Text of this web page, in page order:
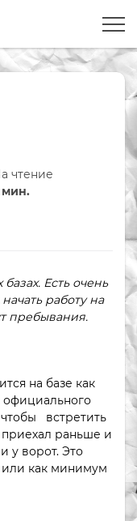
чтение
мин.
Есть очень
работу на
пребывания.
на базе как
чтобы встретить
раньше и
у ворот. Это
как минимум